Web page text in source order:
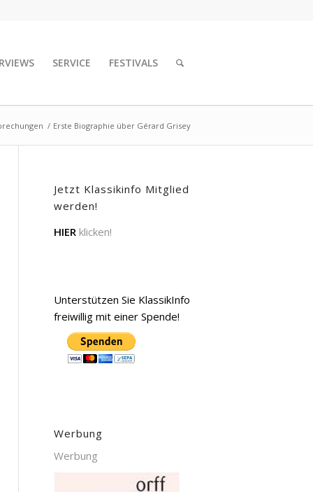
SERVICE FESTIVALS
/ Erste Biographie über Gérard Grisey
Jetzt Klassikinfo Mitglied
werden!
HIER klicken!
Unterstützen Sie KlassikInfo
freiwillig mit einer Spende!
Werbung
Werbung